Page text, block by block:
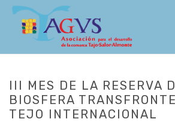
III MES DE LA RESERVA
BIOSFERA
TEJO INTERNACIONAL